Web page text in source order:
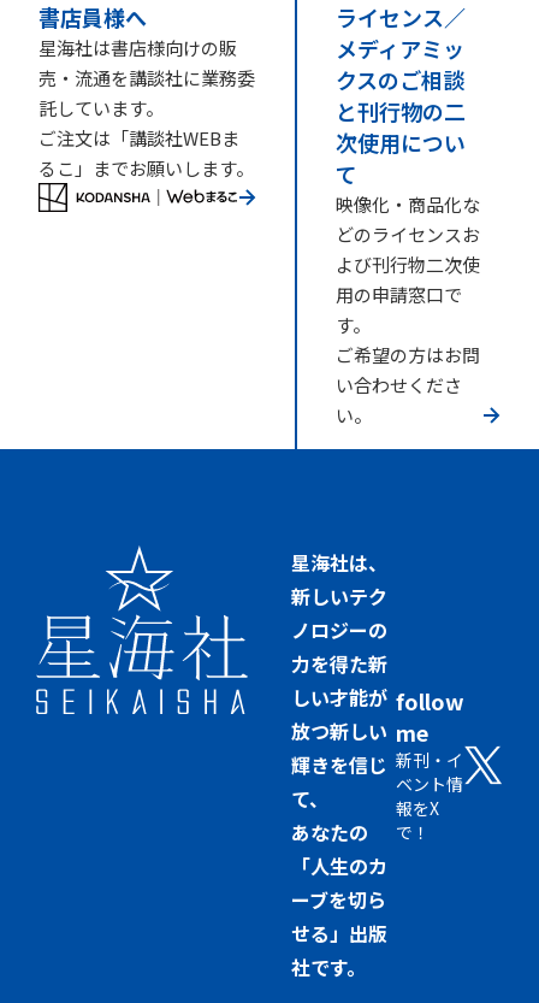
書店員様へ
星海社は書店様向けの販
売・流通を講談社に業務委
託しています。
ご注文は「講談社WEBま
るこ」までお願いします。
ライセンス／
メディアミッ
クスのご相談
と刊行物の二
次使用につい
て
映像化・商品化な
どのライセンスお
よび刊行物二次使
用の申請窓口で
す。
ご希望の方はお問
い合わせくださ
い。
星海社は、
新しいテク
ノロジーの
力を得た新
しい才能が
放つ新しい
輝きを信じ
て、
あなたの
「人生のカ
ーブを切ら
せる」出版
社です。
follow
me
新刊・イ
ベント情
報をX
で！